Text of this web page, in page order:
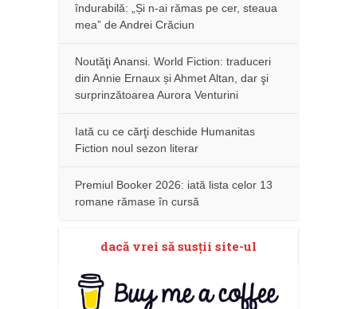
îndurabilă: „Și n-ai rămas pe cer, steaua
mea” de Andrei Crăciun
Noutăţi Anansi. World Fiction: traduceri
din Annie Ernaux și Ahmet Altan, dar şi
surprinzătoarea Aurora Venturini
Iată cu ce cărţi deschide Humanitas
Fiction noul sezon literar
Premiul Booker 2026: iată lista celor 13
romane rămase în cursă
dacă vrei să susţii site-ul